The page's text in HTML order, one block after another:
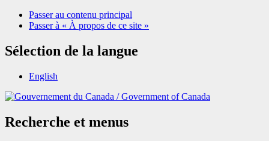
Passer au contenu principal
Passer à « À propos de ce site »
Sélection de la langue
English
/Government of Canada
Recherche et menus